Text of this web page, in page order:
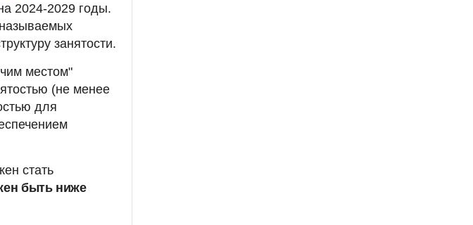
2024-2029 годы.
занятости.
местом"
(не менее
для
стать
быть ниже